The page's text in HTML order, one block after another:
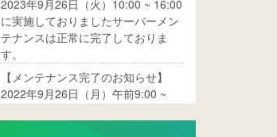
2023年9月26日（火）10:00 ~ 16:00
に実施しておりましたサーバーメン
テナンスは正常に完了しておりま
す。
【メンテナンス完了のお知らせ】
2022年9月26日（月）午前9:00 ~